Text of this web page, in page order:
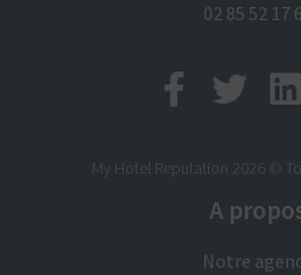
02 85 52 17
My Hotel Reputation 2026 ©
A
Notre